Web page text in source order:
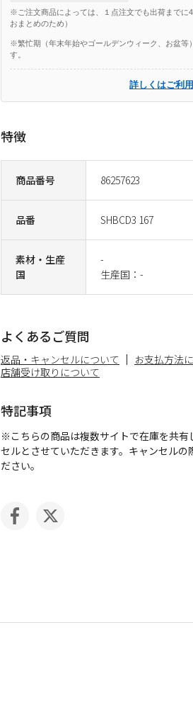
商品番号 86257623
品番 SHBCD3 167
素材・生産
国
-
生産国：-
※ご注文商品によっては、１点注文でも出荷までに
おまとめのため）
※繁忙期（年末年始やゴールデンウィーク、お盆等
す。
詳しくはご利
特徴
よくあるご質問
返品・キャンセルについて お支払方法
店舗受け取りについて
特記事項
※こちらの商品は複数サイトで在庫を共
セルとさせていただきます。キャンセル
ださい。